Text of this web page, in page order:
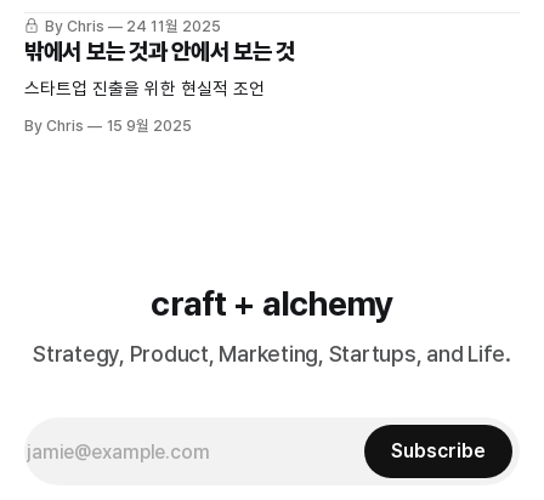
By Chris 24 11월 2025
밖에서 보는 것과 안에서 보는 것
스타트업 진출을 위한 현실적 조언
By Chris 15 9월 2025
craft + alchemy
Strategy, Product, Marketing, Startups, and Life.
Subscribe